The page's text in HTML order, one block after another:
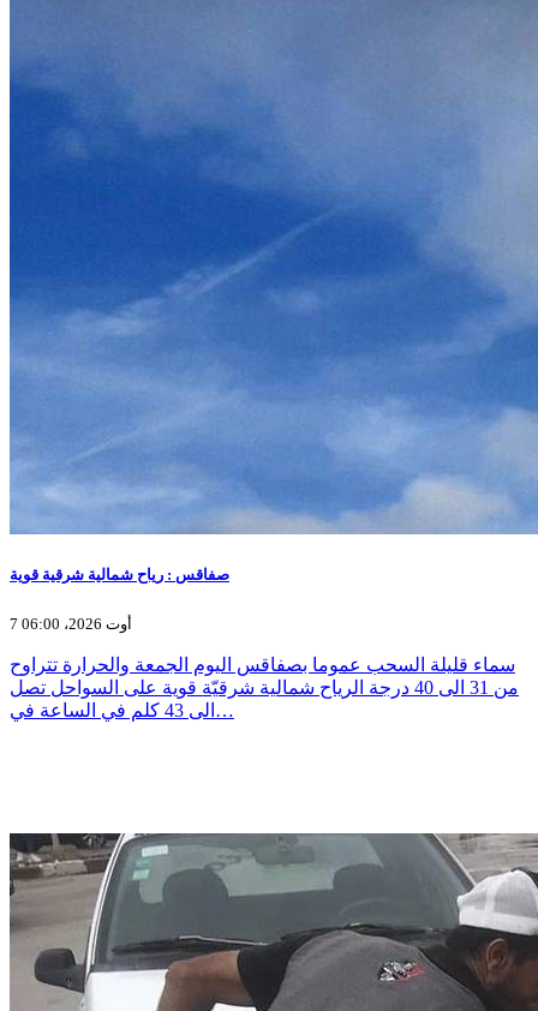
صفاقس : رياح شمالية شرقية قوية
7 أوت 2026، 06:00
سماء قليلة السحب عموما بصفاقس اليوم الجمعة والحرارة تتراوح
من 31 الى 40 درجة الرياح شمالية شرقيّة قوية على السواحل تصل
الى 43 كلم في الساعة في…